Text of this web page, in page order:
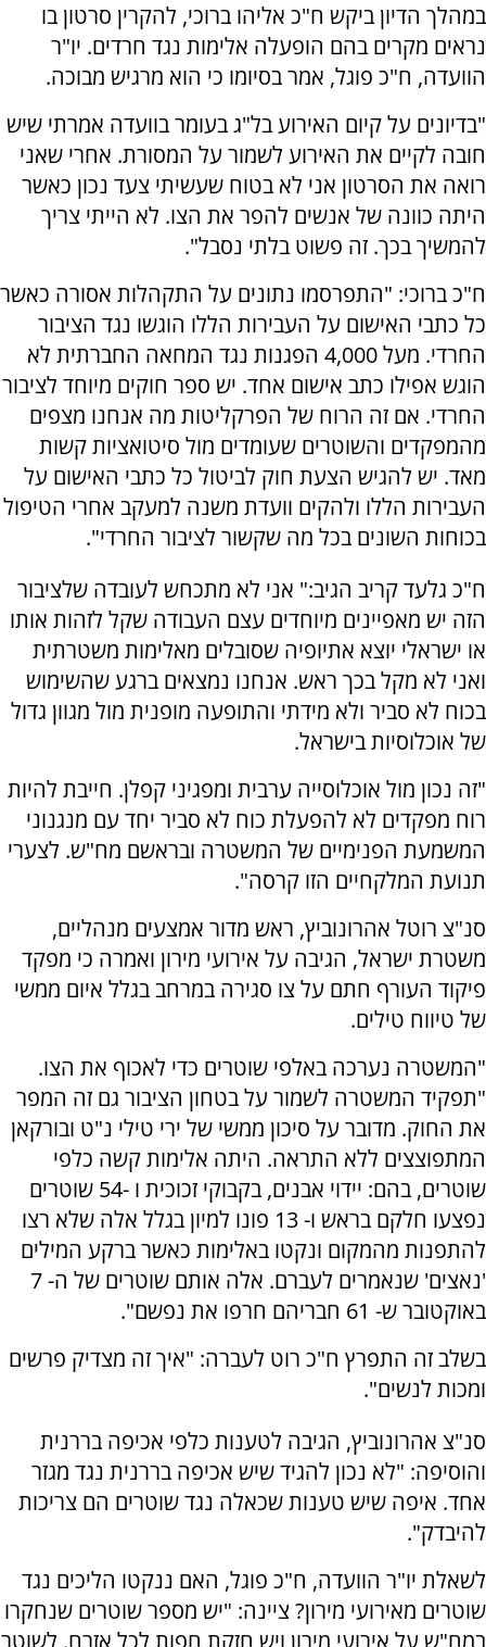
במהלך הדיון ביקש ח"כ אליהו ברוכי, להקרין סרטון בו
נראים מקרים בהם הופעלה אלימות נגד חרדים. יו"ר
הוועדה, ח"כ פוגל, אמר בסיומו כי הוא מרגיש מבוכה.
"בדיונים על קיום האירוע בל"ג בעומר בוועדה אמרתי שיש
חובה לקיים את האירוע לשמור על המסורת. אחרי שאני
רואה את הסרטון אני לא בטוח שעשיתי צעד נכון כאשר
היתה כוונה של אנשים להפר את הצו. לא הייתי צריך
להמשיך בכך. זה פשוט בלתי נסבל".
ח"כ ברוכי: "התפרסמו נתונים על התקהלות אסורה כאשר
כל כתבי האישום על העבירות הללו הוגשו נגד הציבור
החרדי. מעל 4,000 הפגנות נגד המחאה החברתית לא
הוגש אפילו כתב אישום אחד. יש ספר חוקים מיוחד לציבור
החרדי. אם זה הרוח של הפרקליטות מה אנחנו מצפים
מהמפקדים והשוטרים שעומדים מול סיטואציות קשות
מאד. יש להגיש הצעת חוק לביטול כל כתבי האישום על
העבירות הללו ולהקים וועדת משנה למעקב אחרי הטיפול
בכוחות השונים בכל מה שקשור לציבור החרדי".
ח"כ גלעד קריב הגיב:" אני לא מתכחש לעובדה שלציבור
הזה יש מאפיינים מיוחדים עצם העבודה שקל לזהות אותו
או ישראלי יוצא אתיופיה שסובלים מאלימות משטרתית
ואני לא מקל בכך ראש. אנחנו נמצאים ברגע שהשימוש
בכוח לא סביר ולא מידתי והתופעה מופנית מול מגוון גדול
של אוכלוסיות בישראל.
"זה נכון מול אוכלוסייה ערבית ומפגיני קפלן. חייבת להיות
רוח מפקדים לא להפעלת כוח לא סביר יחד עם מנגנוני
המשמעת הפנימיים של המשטרה ובראשם מח"ש. לצערי
תנועת המלקחיים הזו קרסה".
סנ"צ רוטל אהרונוביץ, ראש מדור אמצעים מנהליים,
משטרת ישראל, הגיבה על אירועי מירון ואמרה כי מפקד
פיקוד העורף חתם על צו סגירה במרחב בגלל איום ממשי
של טיווח טילים.
"המשטרה נערכה באלפי שוטרים כדי לאכוף את הצו.
"תפקיד המשטרה לשמור על בטחון הציבור גם זה המפר
את החוק. מדובר על סיכון ממשי של ירי טילי נ"ט ובורקאן
המתפוצצים ללא התראה. היתה אלימות קשה כלפי
שוטרים, בהם: יידוי אבנים, בקבוקי זכוכית ו -54 שוטרים
נפצעו חלקם בראש ו- 13 פונו למיון בגלל אלה שלא רצו
להתפנות מהמקום ונקטו באלימות כאשר ברקע המילים
'נאצים' שנאמרים לעברם. אלה אותם שוטרים של ה- 7
באוקטובר ש- 61 חבריהם חרפו את נפשם".
בשלב זה התפרץ ח"כ רוט לעברה: "איך זה מצדיק פרשים
ומכות לנשים".
סנ"צ אהרונוביץ, הגיבה לטענות כלפי אכיפה בררנית
והוסיפה: "לא נכון להגיד שיש אכיפה בררנית נגד מגזר
אחד. איפה שיש טענות שכאלה נגד שוטרים הם צריכות
להיבדק".
לשאלת יו"ר הוועדה, ח"כ פוגל, האם ננקטו הליכים נגד
שוטרים מאירועי מירון? ציינה: "יש מספר שוטרים שנחקרו
במח"ש על אירועי מירון ויש חזקת חפות לכל אזרח. לשוטר